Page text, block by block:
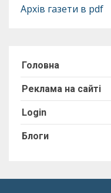
Архів газети в pdf
Головна
Реклама на сайті
Login
Блоги